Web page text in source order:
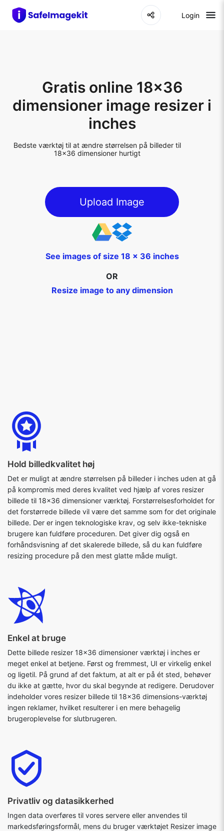
Login
Gratis online 18x36
dimensioner image resizer i
inches
Bedste værktøj til at ændre størrelsen på billeder til
18x36 dimensioner hurtigt
Upload Image
See images of size 18 x 36 inches
OR
Resize image to any dimension
Hold billedkvalitet høj
Det er muligt at ændre størrelsen på billeder i inches uden at gå
på kompromis med deres kvalitet ved hjælp af vores resizer
billede til 18x36 dimensioner værktøj. Forstørrelsesforholdet for
det forstørrede billede vil være det samme som for det originale
billede. Der er ingen teknologiske krav, og selv ikke-tekniske
brugere kan fuldføre proceduren. Det giver dig også en
forhåndsvisning af det skalerede billede, så du kan fuldføre
resizing procedure på den mest glatte måde muligt.
Enkel at bruge
Dette billede resizer 18x36 dimensioner værktøj i inches er
meget enkel at betjene. Først og fremmest, UI er virkelig enkel
og ligetil. På grund af det faktum, at alt er på ét sted, behøver
du ikke at gætte, hvor du skal begynde at redigere. Derudover
indeholder vores resizer billede til 18x36 dimensions-værktøj
ingen reklamer, hvilket resulterer i en mere behagelig
brugeroplevelse for slutbrugeren.
Privatliv og datasikkerhed
Ingen data overføres til vores servere eller anvendes til
markedsføringsformål, mens du bruger værktøjet Resizer image